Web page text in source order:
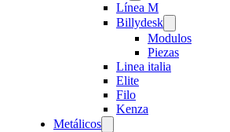
Línea M
Billydesk
Modulos
Piezas
Linea italia
Elite
Filo
Kenza
Metálicos